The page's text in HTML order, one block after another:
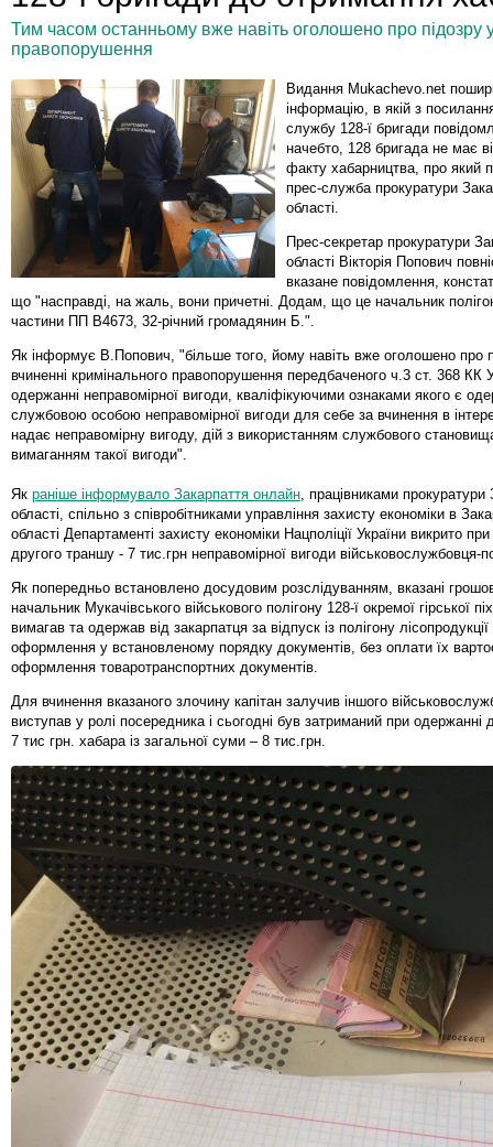
Тим часом останньому вже навіть оголошено про підозру
правопорушення
Видання Мukachevo.net
інформацію, в якій з
службу 128-ї бригади
начебто, 128 бригада не має
факту хабарництва, про який
прес-служба прокуратури
області.
Прес-секретар прокуратури
області Вікторія Попович
вказане повідомлення,
що "насправді, на жаль, вони причетні. Додам, що це начальник
частини ПП В4673, 32-річний громадянин Б.".
Як інформує В.Попович, "більше того, йому навіть вже оголошено про
вчиненні кримінального правопорушення передбаченого ч.3 ст. 368 КК
одержанні неправомірної вигоди, кваліфікуючими ознаками якого є
службовою особою неправомірної вигоди для себе за вчинення в
надає неправомірну вигоду, дій з використанням службового
вимаганням такої вигоди".
Як раніше інформувало Закарпаття онлайн , працівниками прокуратури
області, спільно з співробітниками управління захисту економіки в
області Департаменті захисту економіки Нацполіції України викрито
другого траншу - 7 тис.грн неправомірної вигоди військовослужбовця-
Як попередньо встановлено досудовим розслідуванням, вказані
начальник Мукачівського військового полігону 128-ї окремої гірської
вимагав та одержав від закарпатця за відпуск із полігону лісопродукції
оформлення у встановленому порядку документів, без оплати їх
оформлення товаротранспортних документів.
Для вчинення вказаного злочину капітан залучив іншого
виступав у ролі посередника і сьогодні був затриманий при одержанні
7 тис грн. хабара із загальної суми – 8 тис.грн.